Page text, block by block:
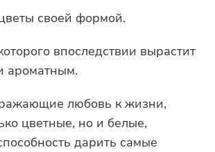
своей формой.
впоследствии вырастит
ароматным.
любовь к жизни,
цветные, но и белые,
дарить самые